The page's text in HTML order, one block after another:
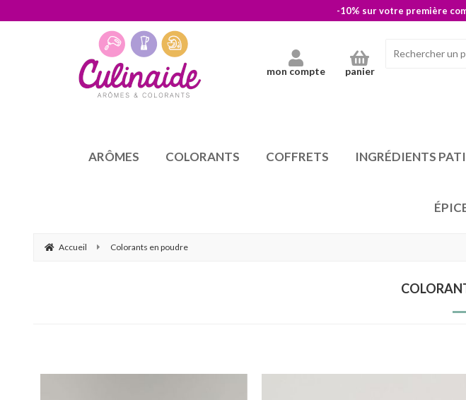
-10% sur votre première
mon compte panier
ARÔMES COLORANTS COFFRETS INGRÉDIENTS
Accueil Colorants en poudre